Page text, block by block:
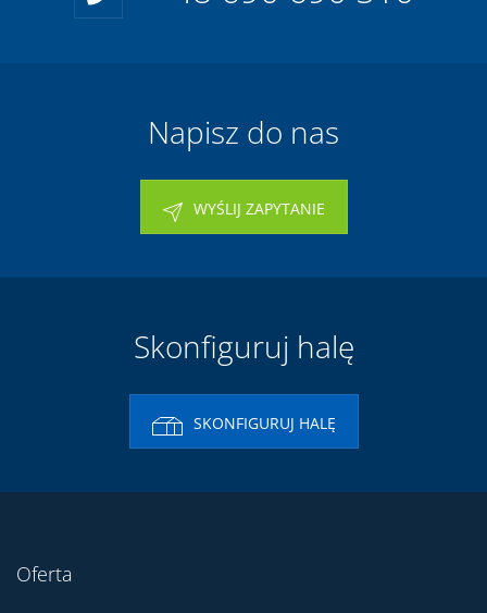
Napisz do nas
WYŚLIJ ZAPYTANIE
Skonfiguruj halę
SKONFIGURUJ HALĘ
Oferta